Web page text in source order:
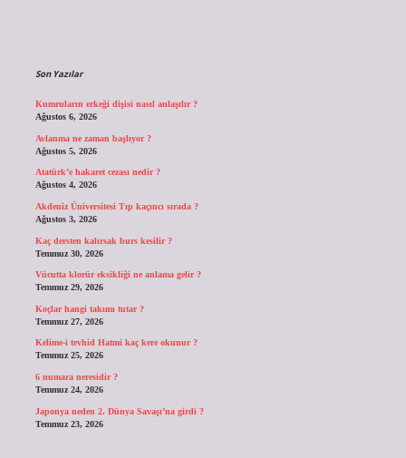
Son Yazılar
Kumruların erkeği dişisi nasıl anlaşılır ?
Ağustos 6, 2026
Avlanma ne zaman başlıyor ?
Ağustos 5, 2026
Atatürk’e hakaret cezası nedir ?
Ağustos 4, 2026
Akdeniz Üniversitesi Tıp kaçıncı sırada ?
Ağustos 3, 2026
Kaç dersten kalırsak burs kesilir ?
Temmuz 30, 2026
Vücutta klorür eksikliği ne anlama gelir ?
Temmuz 29, 2026
Koçlar hangi takımı tutar ?
Temmuz 27, 2026
Kelime-i tevhid Hatmi kaç kere okunur ?
Temmuz 25, 2026
6 numara neresidir ?
Temmuz 24, 2026
Japonya neden 2. Dünya Savaşı’na girdi ?
Temmuz 23, 2026